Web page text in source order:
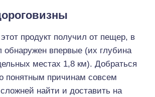
продукт получил от пещер, в
обнаружен впервые (их глубина
местах 1,8 км). Добраться
понятным причинам совсем
найти и доставить на